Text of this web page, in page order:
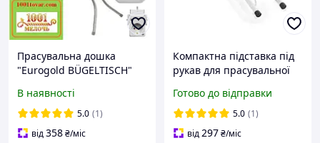
Прасувальна дошка
"Eurogold BÜGELTISCH"
подрукавником і чохлом
В наявності
5.0 (1)
від358₴/міс
Компактна підставка під
рукав для прасувальної
дерев'яний прасувальний
рукав для дошки
Готово до відправки
5.0 (1)
від297₴/міс